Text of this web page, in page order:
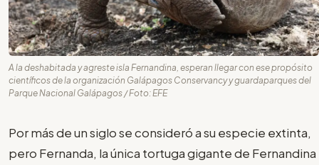
A la deshabitada y agreste isla Fernandina, esperan llegar con ese propósito
científicos de la organización Galápagos Conservancy y guardaparques del
Parque Nacional Galápagos / Foto: EFE
Por más de un siglo se consideró a su especie extinta,
pero Fernanda, la única tortuga gigante de Fernandina